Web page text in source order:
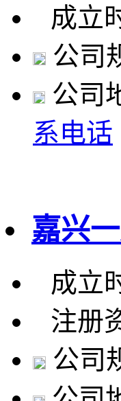
成立
公司
公司
系电话
嘉兴
成立
注册
公司